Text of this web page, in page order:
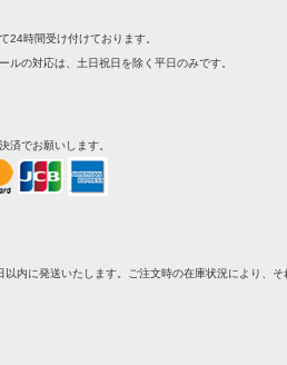
24時間受け付けております。
ルの対応は、土日祝日を除く平日のみです。
済でお願いします。
以内に発送いたします。ご注文時の在庫状況により、